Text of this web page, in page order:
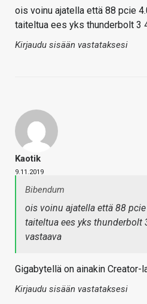
ois voinu ajatella että 88 pcie
taiteltua ees yks thunderbolt 3
Kirjaudu sisään vastataksesi
Kaotik
9.11.2019
Bibendum
ois voinu ajatella että 88
taiteltua ees yks thunderbolt
vastaava
Gigabytellä on ainakin Creator-
Kirjaudu sisään vastataksesi